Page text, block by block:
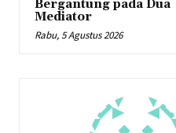
Bergantung pada Dua
Mediator
Rabu, 5 Agustus 2026